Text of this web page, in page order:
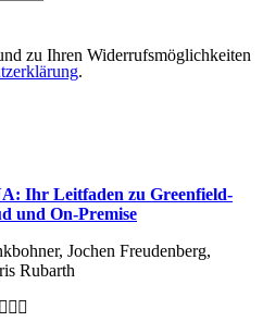
zu Ihren Widerrufsmöglichkeiten
.
Ihr Leitfaden zu Greenfield-
und On-Premise
Jochen Freudenberg,
Rubarth